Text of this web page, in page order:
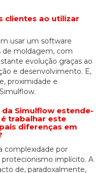
clientes ao utilizar
usar um software
de moldagem, com
evolução graças ao
e desenvolvimento. E,
proximidade e
Simulflow estende-
trabalhar este
diferenças em
complexidade por
protecionismo implícito. A
de, paradoxalmente,